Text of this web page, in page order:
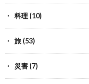
料理 (10)
旅 (53)
災害 (7)